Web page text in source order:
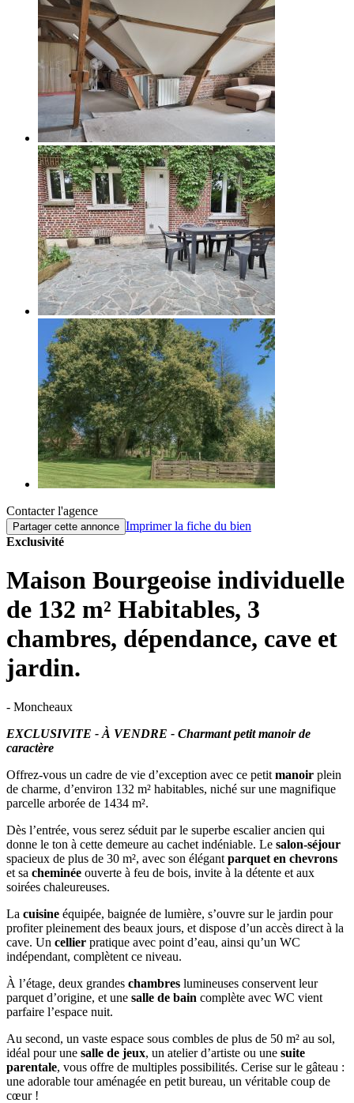
Contacter l'agence
Partager cette annonce Imprimer la fiche du bien
Exclusivité
Maison Bourgeoise individuelle
de 132 m² Habitables, 3
chambres, dépendance, cave et
jardin.
- Moncheaux
EXCLUSIVITE - À VENDRE - Charmant petit manoir de
caractère
Offrez-vous un cadre de vie d’exception avec ce petit manoir plein
de charme, d’environ 132 m² habitables, niché sur une magnifique
parcelle arborée de 1434 m².
Dès l’entrée, vous serez séduit par le superbe escalier ancien qui
donne le ton à cette demeure au cachet indéniable. Le salon-séjour
spacieux de plus de 30 m², avec son élégant parquet en chevrons
et sa cheminée ouverte à feu de bois, invite à la détente et aux
soirées chaleureuses.
La cuisine équipée, baignée de lumière, s’ouvre sur le jardin pour
profiter pleinement des beaux jours, et dispose d’un accès direct à la
cave. Un cellier pratique avec point d’eau, ainsi qu’un WC
indépendant, complètent ce niveau.
À l’étage, deux grandes chambres lumineuses conservent leur
parquet d’origine, et une salle de bain complète avec WC vient
parfaire l’espace nuit.
Au second, un vaste espace sous combles de plus de 50 m² au sol,
idéal pour une salle de jeux, un atelier d’artiste ou une suite
parentale, vous offre de multiples possibilités. Cerise sur le gâteau :
une adorable tour aménagée en petit bureau, un véritable coup de
cœur !